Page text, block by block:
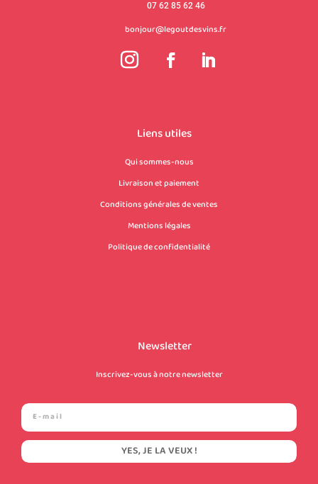
07 62 85 62 46
bonjour@legoutdesvins.fr
Liens utiles
Qui sommes-nous
Livraison et paiement
Conditions générales de ventes
Mentions légales
Politique de confidentialité
Newsletter
Inscrivez-vous à notre newsletter
YES, JE LA VEUX !